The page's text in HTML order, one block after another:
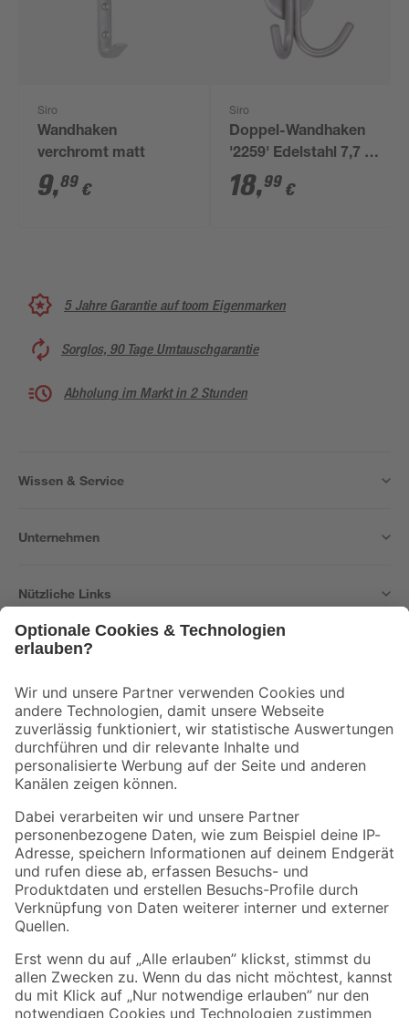
Siro
Wandhaken
verchromt matt
9,89 €
Siro
Doppel-Wandhaken
'2259' Edelstahl 7,7 x
10,1 x 3,9 cm
18,99 €
5 Jahre Garantie auf toom Eigenmarken
Sorglos, 90 Tage Umtauschgarantie
Abholung im Markt in 2 Stunden
Wissen & Service
Unternehmen
Nützliche Links
Der toom Newsletter: Keine Angebote und Aktionen mehr verpassen!
Zur Newsletter Anmeldung
Folge uns
Zahlungsarten Versandarten
Sicher einkaufen
Jetzt die toom-App herunterladen